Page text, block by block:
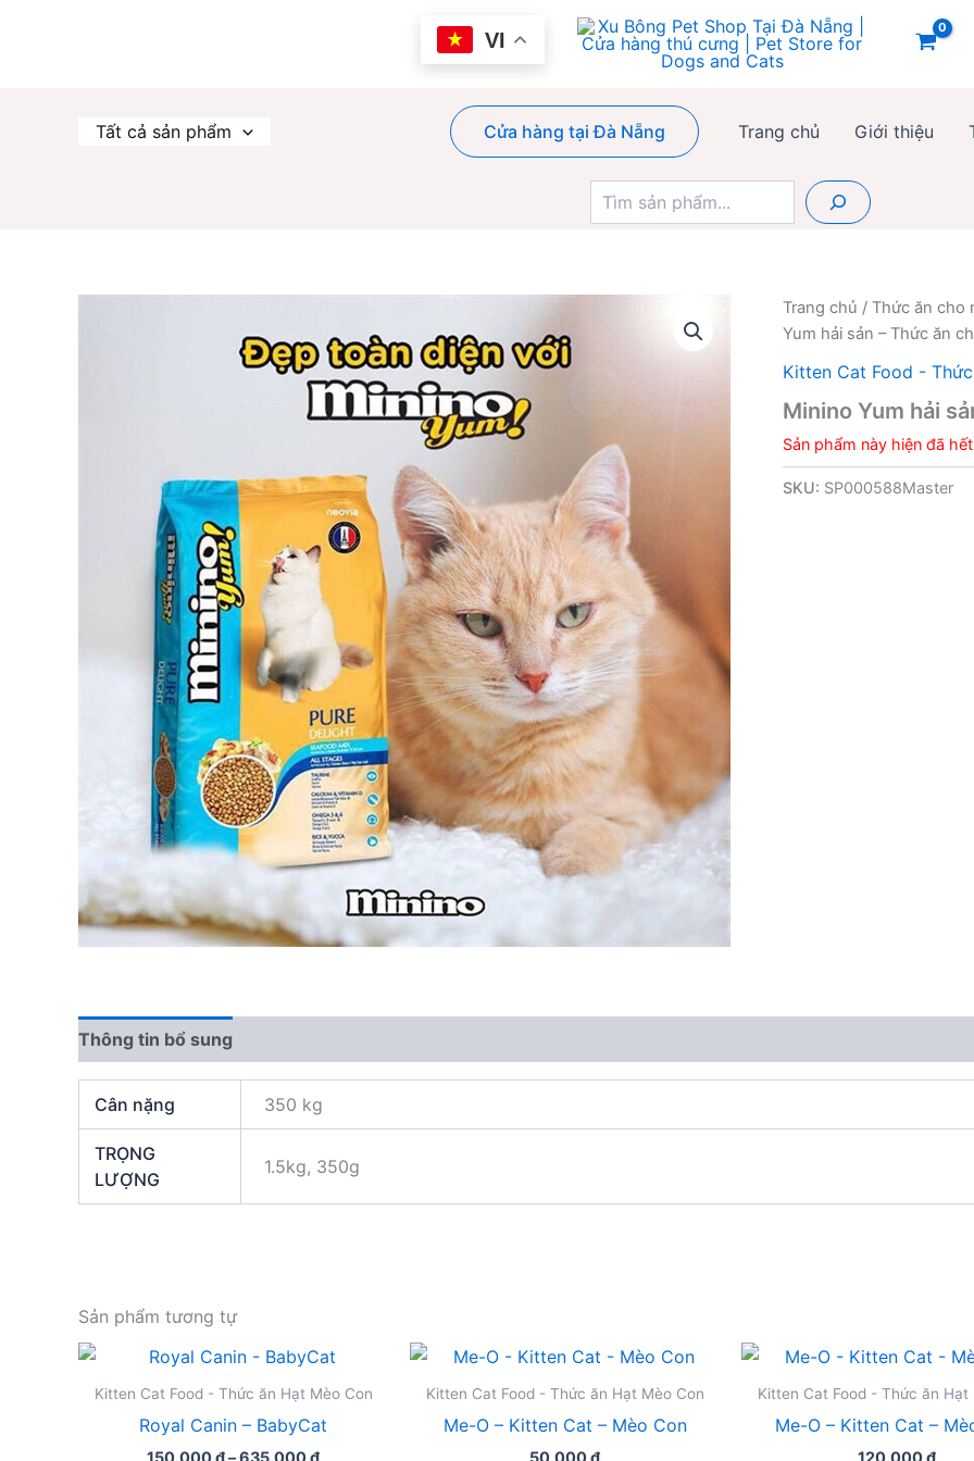
VI
Tất cả sản phẩm Cửa hàng tại Đà Nẵng Trang chủ Giới thiệu
kiếm
Trang chủ / Thức ăn cho
Yum hải sản – Thức ăn
Kitten Cat Food -
Minino Yum hải
Sản phẩm này hiện đã
SKU: SP000588Master
Thông tin bổ sung
Cân nặng 350 kg
TRỌNG
LƯỢNG
1.5kg, 350g
Sản phẩm tương tự
Kitten Cat Food - Thức ăn Hạt Mèo Con
Royal Canin – BabyCat
150.000₫–635.000₫Khoảng
Kitten Cat Food - Thức ăn Hạt Mèo Con
Me-O – Kitten Cat – Mèo Con
50.000₫
Kitten Cat Food - Thức ăn Hạt
Me-O – Kitten Cat –
120.000₫